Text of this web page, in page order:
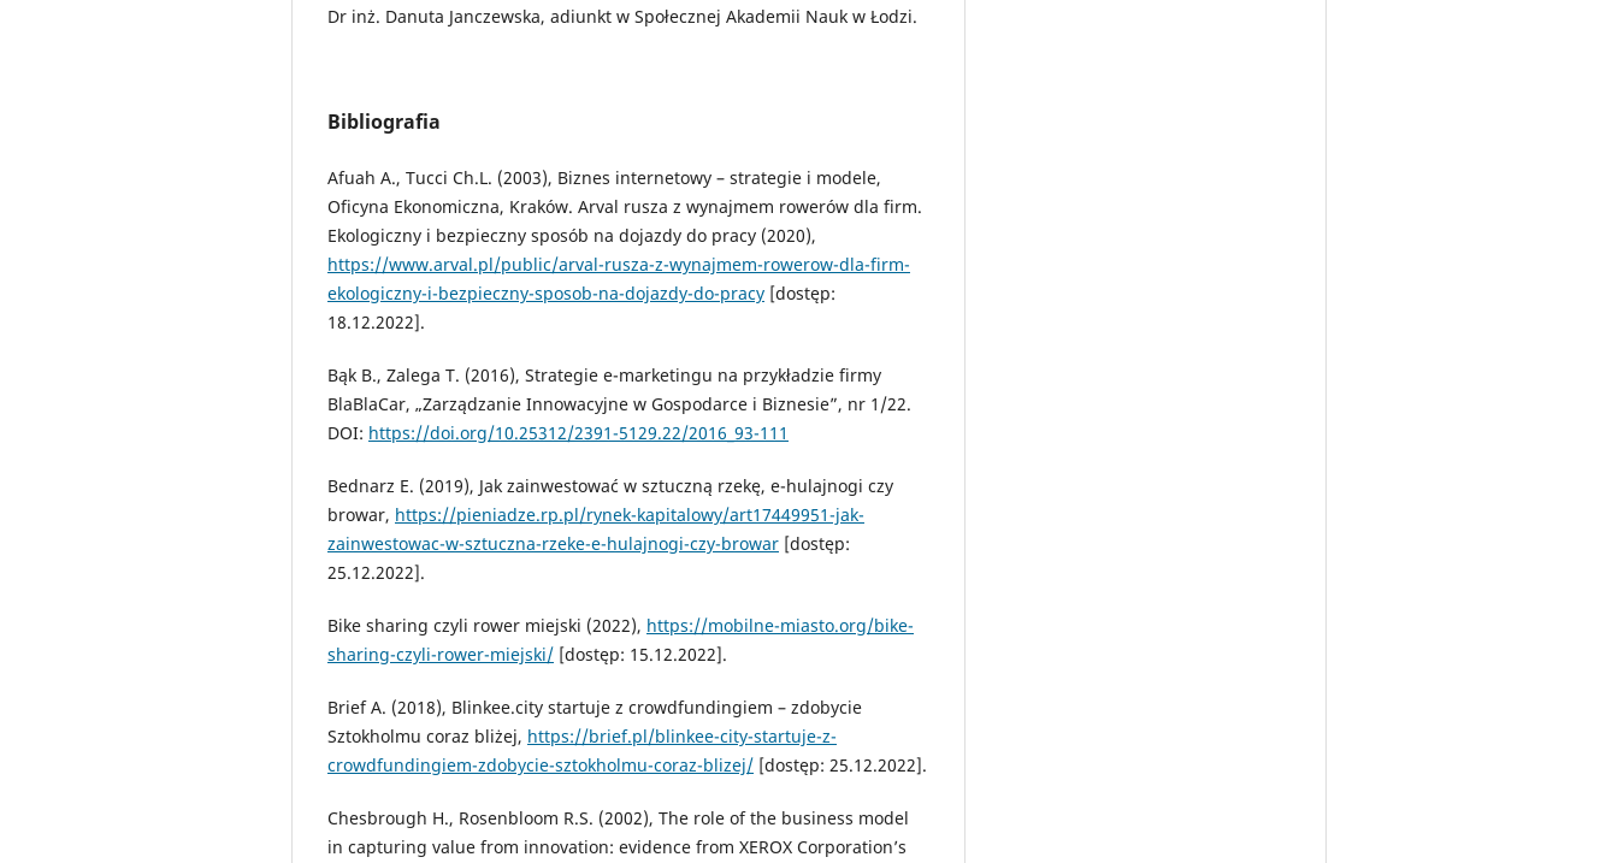
Dr inż. Danuta Janczewska, adiunkt w Społecznej Akademii Nauk w Łodzi.
Bibliografia
Afuah A., Tucci Ch.L. (2003), Biznes internetowy – strategie i modele,
Oficyna Ekonomiczna, Kraków. Arval rusza z wynajmem rowerów dla firm.
Ekologiczny i bezpieczny sposób na dojazdy do pracy (2020),
https://www.arval.pl/public/arval-rusza-z-wynajmem-rowerow-dla-firm-
ekologiczny-i-bezpieczny-sposob-na-dojazdy-do-pracy [dostęp:
18.12.2022].
Bąk B., Zalega T. (2016), Strategie e-marketingu na przykładzie firmy
BlaBlaCar, „Zarządzanie Innowacyjne w Gospodarce i Biznesie”, nr 1/22.
DOI: https://doi.org/10.25312/2391-5129.22/2016_93-111
Bednarz E. (2019), Jak zainwestować w sztuczną rzekę, e-hulajnogi czy
browar, https://pieniadze.rp.pl/rynek-kapitalowy/art17449951-jak-
zainwestowac-w-sztuczna-rzeke-e-hulajnogi-czy-browar [dostęp:
25.12.2022].
Bike sharing czyli rower miejski (2022), https://mobilne-miasto.org/bike-
sharing-czyli-rower-miejski/ [dostęp: 15.12.2022].
Brief A. (2018), Blinkee.city startuje z crowdfundingiem – zdobycie
Sztokholmu coraz bliżej, https://brief.pl/blinkee-city-startuje-z-
crowdfundingiem-zdobycie-sztokholmu-coraz-blizej/ [dostęp: 25.12.2022].
Chesbrough H., Rosenbloom R.S. (2002), The role of the business model
in capturing value from innovation: evidence from XEROX Corporation’s